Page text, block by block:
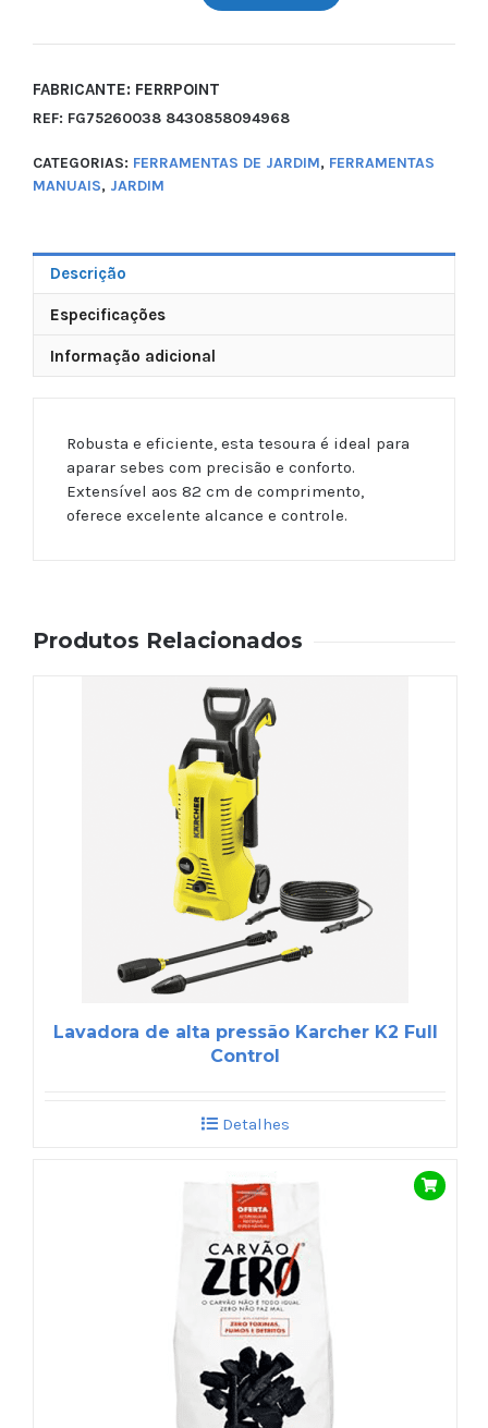
FABRICANTE: FERRPOINT
REF: FG75260038 8430858094968
CATEGORIAS: FERRAMENTAS DE JARDIM, FERRAMENTAS
MANUAIS, JARDIM
Descrição
Especificações
Informação adicional
Robusta e eficiente, esta tesoura é ideal para
aparar sebes com precisão e conforto.
Extensível aos 82 cm de comprimento,
oferece excelente alcance e controle.
Produtos Relacionados
Lavadora de alta pressão Karcher K2 Full
Control
Detalhes